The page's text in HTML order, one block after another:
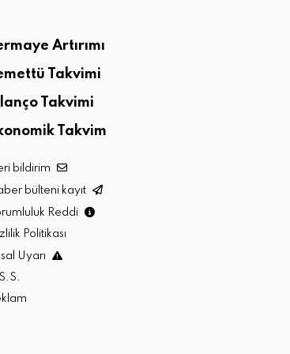
Artırımı
Takvimi
Takvimi
Takvim
bildirim
bülteni kayıt
Reddi
Politikası
Uyarı